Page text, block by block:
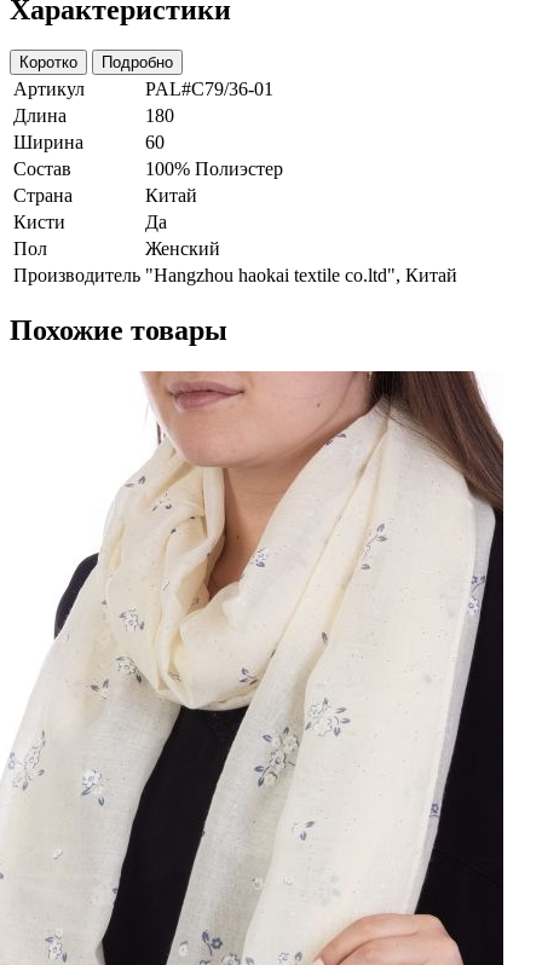
Характеристики
Коротко Подробно
Артикул
PAL#C79/36-01
Длина
180
Ширина
60
Состав
100% Полиэстер
Страна
Китай
Кисти
Да
Пол
Женский
Производитель "Hangzhou haokai textile co.ltd", Китай
Похожие товары